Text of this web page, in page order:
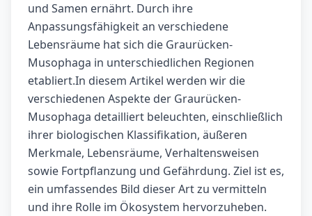
und Samen ernährt. Durch ihre
Anpassungsfähigkeit an verschiedene
Lebensräume hat sich die Graurücken-
Musophaga in unterschiedlichen Regionen
etabliert.In diesem Artikel werden wir die
verschiedenen Aspekte der Graurücken-
Musophaga detailliert beleuchten, einschließlich
ihrer biologischen Klassifikation, äußeren
Merkmale, Lebensräume, Verhaltensweisen
sowie Fortpflanzung und Gefährdung. Ziel ist es,
ein umfassendes Bild dieser Art zu vermitteln
und ihre Rolle im Ökosystem hervorzuheben.